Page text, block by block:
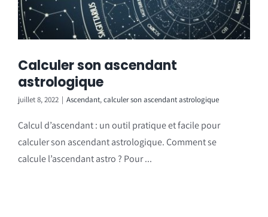
Calculer son ascendant
astrologique
juillet 8, 2022 | Ascendant,calculer son ascendant astrologique
Calcul d’ascendant : un outil pratique et facile pour
calculer son ascendant astrologique. Comment se
calcule l’ascendant astro ? Pour ...